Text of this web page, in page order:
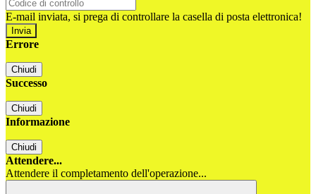
E-mail inviata, si prega di controllare la casella di posta elettronica!
Errore
Chiudi
Successo
Chiudi
Informazione
Chiudi
Attendere...
Attendere il completamento dell'operazione...